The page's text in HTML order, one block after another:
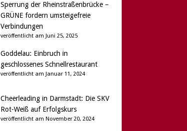
Sperrung der Rheinstraßenbrücke –
GRÜNE fordern umsteigefreie
Verbindungen
veröffentlicht am Juni 25, 2025
Goddelau: Einbruch in
geschlossenes Schnellrestaurant
veröffentlicht am Januar 11, 2024
Cheerleading in Darmstadt: Die SKV
Rot-Weiß auf Erfolgskurs
veröffentlicht am November 20, 2024